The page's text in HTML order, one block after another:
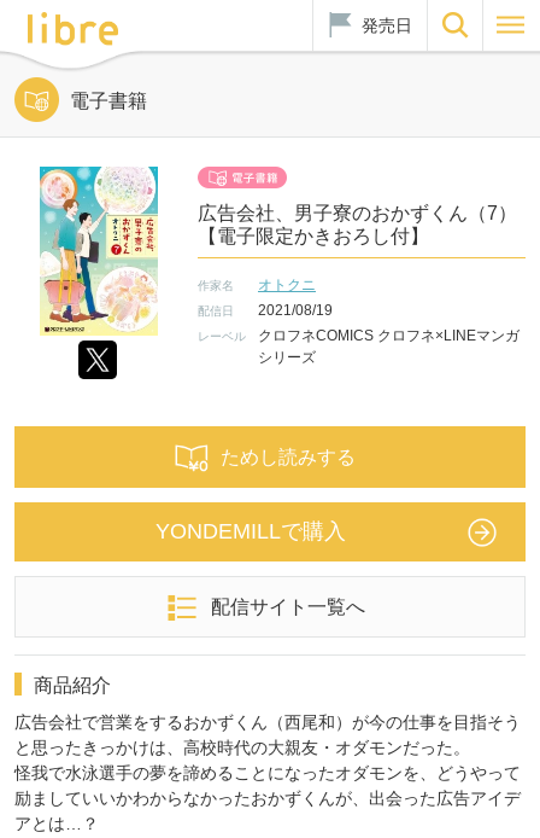
発売日
電子書籍
広告会社、男子寮のおかずくん（7）
【電子限定かきおろし付】
作家名 オトクニ
配信日 2021/08/19
レーベル
クロフネCOMICS クロフネ×LINEマンガ
シリーズ
ためし読みする
YONDEMILLで購入
配信サイト一覧へ
商品紹介
広告会社で営業をするおかずくん（西尾和）が今の仕事を目指そう
と思ったきっかけは、高校時代の大親友・オダモンだった。
怪我で水泳選手の夢を諦めることになったオダモンを、どうやって
励ましていいかわからなかったおかずくんが、出会った広告アイデ
アとは…？